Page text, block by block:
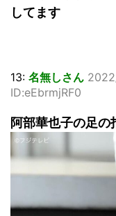
してます
13: 名無しさん
ID:eEbrmjRF0
阿部華也子の足の